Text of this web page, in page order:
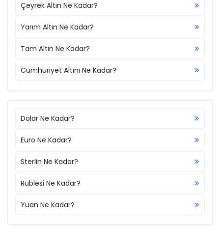
Çeyrek Altın Ne Kadar?
Yarım Altın Ne Kadar?
Tam Altın Ne Kadar?
Cumhuriyet Altını Ne Kadar?
Dolar Ne Kadar?
Euro Ne Kadar?
Sterlin Ne Kadar?
Rublesi Ne Kadar?
Yuan Ne Kadar?